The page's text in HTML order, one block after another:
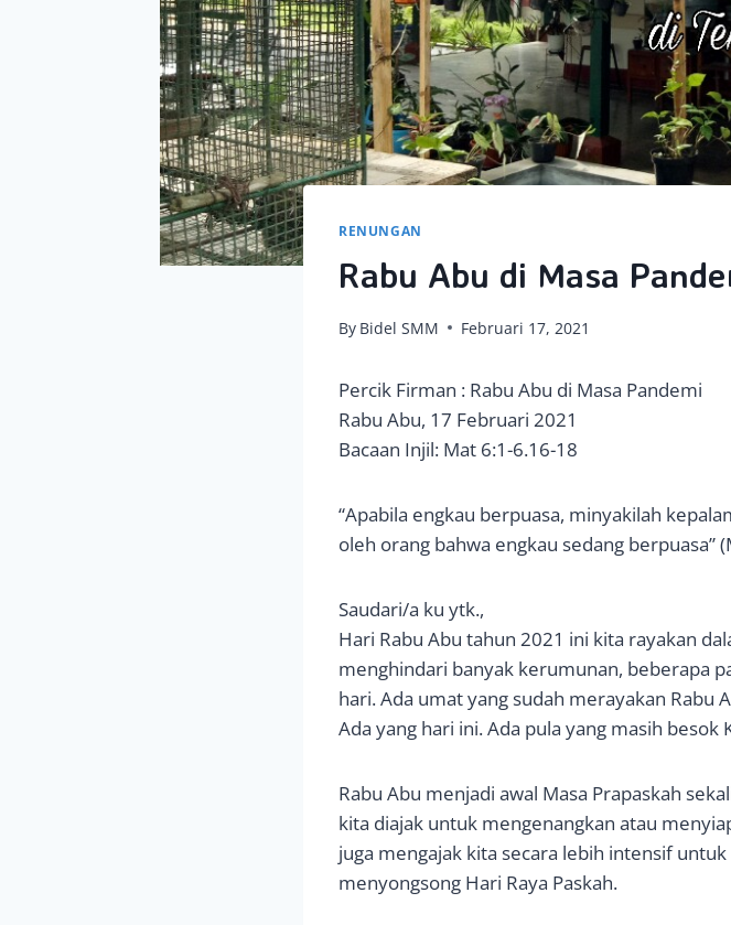
RENUNGAN
Rabu Abu di Masa
By Bidel SMM Februari 17, 2021
Percik Firman : Rabu Abu di Masa Pandemi
Rabu Abu, 17 Februari 2021
Bacaan Injil: Mat 6:1-6.16-18
“Apabila engkau berpuasa, minyakilah
oleh orang bahwa engkau sedang berpuasa”
Saudari/a ku ytk.,
Hari Rabu Abu tahun 2021 ini kita rayakan
menghindari banyak kerumunan, beberapa
hari. Ada umat yang sudah merayakan Rabu
Ada yang hari ini. Ada pula yang masih besok
Rabu Abu menjadi awal Masa Prapaskah
kita diajak untuk mengenangkan atau
juga mengajak kita secara lebih intensif
menyongsong Hari Raya Paskah.